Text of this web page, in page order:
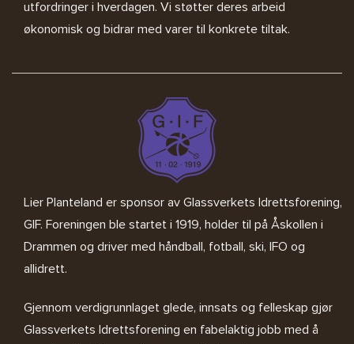
utfordringer i hverdagen. Vi støtter deres arbeid
økonomisk og bidrar med varer til konkrete tiltak.
Lier Planteland er sponsor av Glassverkets Idrettsforening,
GIF. Foreningen ble startet i 1919, holder til på Åskollen i
Drammen og driver med håndball, fotball, ski, IFO og
allidrett.
Gjennom verdigrunnlaget glede, innsats og felleskap gjør
Glassverkets Idrettsforening en fabelaktig jobb med å